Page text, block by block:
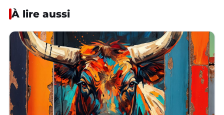
À lire aussi